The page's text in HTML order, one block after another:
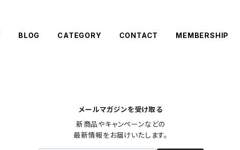
BLOG CATEGORY CONTACT MEMBERSHIP
メールマガジンを受け取る
新商品やキャンペーンなどの
最新情報をお届けいたします。